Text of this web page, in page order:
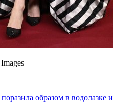
образом в водолазке